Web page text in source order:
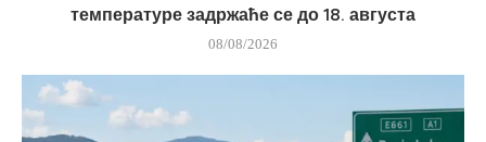
температуре задржаће се до 18. августа
08/08/2026